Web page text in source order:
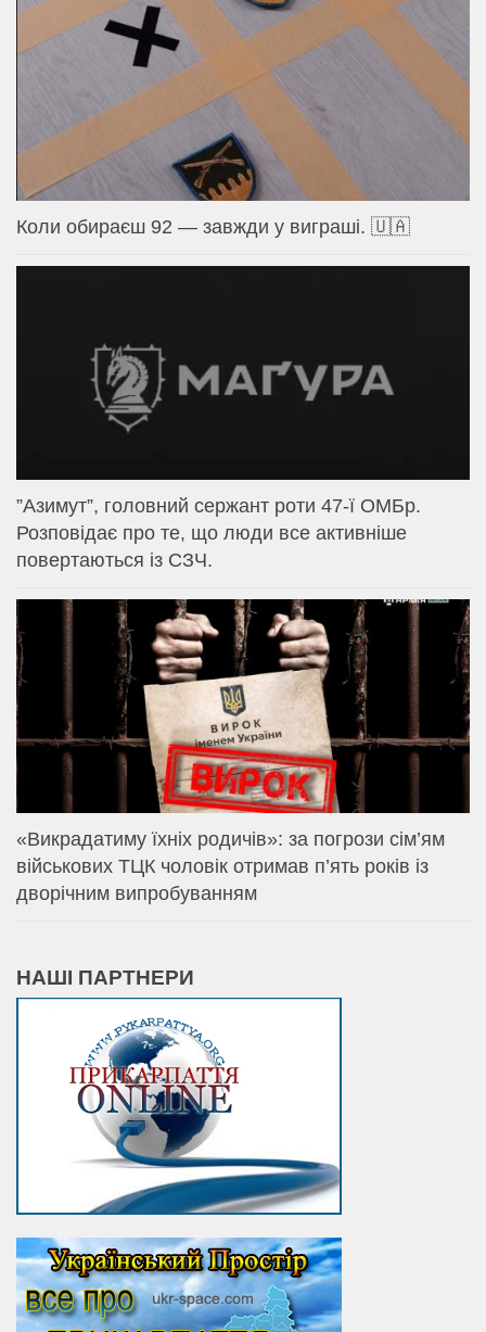
Коли обираєш 92 — завжди у виграші. 🇺🇦
⁨”Азимут”, головний сержант роти 47-ї ОМБр.
Розповідає про те, що люди все активніше
повертаються із СЗЧ.
«Викрадатиму їхніх родичів»: за погрози сім’ям
військових ТЦК чоловік отримав п’ять років із
дворічним випробуванням
НАШІ ПАРТНЕРИ